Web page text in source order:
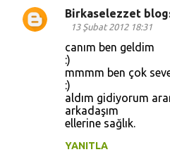
l
a
Birkaselezzet
13 Şubat 2012 18:31
canım ben geldim
:)
mmmm ben çok
:)
aldım gidiyorum
arkadaşım
ellerine sağlık.
YANITLA